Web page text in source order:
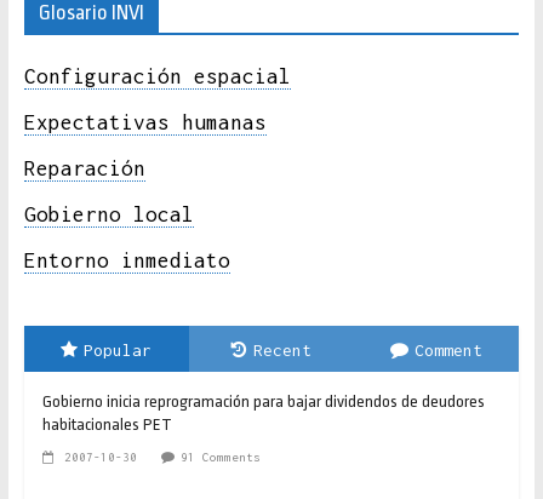
Glosario INVI
Configuración espacial
Expectativas humanas
Reparación
Gobierno local
Entorno inmediato
Popular Recent Comment
Gobierno inicia reprogramación para bajar dividendos de deudores
habitacionales PET
2007-10-30 91 Comments